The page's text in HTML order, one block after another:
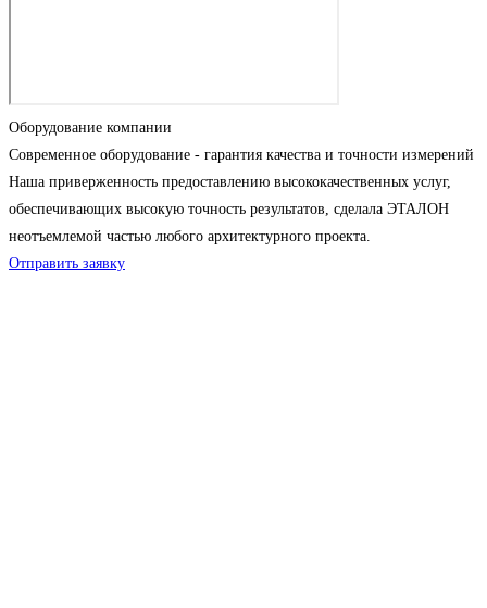
Оборудование компании
Современное оборудование - гарантия качества и точности измерений
Наша приверженность предоставлению высококачественных услуг,
обеспечивающих высокую точность результатов, сделала ЭТАЛОН
неотъемлемой частью любого архитектурного проекта.
Отправить заявку